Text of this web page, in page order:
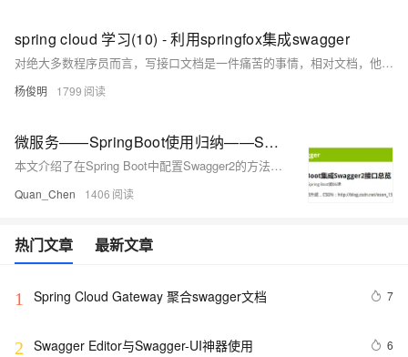
spring cloud 学习(10) - 利用springfox集成swagger
对绝大多数程序员而言，写接口文档是一件痛苦的事情，相对文档，他们更愿意写代码。最理想的情况就是：代码即文档！服务开发完成后，部署上去文档就自动生成，没错，这就是springfox + swagger要解决的问题！ swagger号称 THE WORLD'S MOST POPULAR API TOOLING。
杨俊明 1799
微服务——SpringBoot使用归纳——Spring Boot集成 Swagger2 展现在线接口文档——Swagger2 的配置
本文介绍了在Spring Boot中配置Swagger2的方法。通过创建一个配置类，添加`@Configuration`和`@EnableSwagger2`注解，使用Docket对象定义API文档的详细信息，包括标题、描述、版本和包路径等。配置完成后，访问`localhost:8080/swagger-ui.html`即可查看接口文档。文中还提示了可能因浏览器缓存导致的问题及解决方法。
Quan_Chen 1406
热门文章 最新文章
1 Spring Cloud Gateway 聚合swagger文档 7
2 Swagger Editor与Swagger-UI神器使用 6